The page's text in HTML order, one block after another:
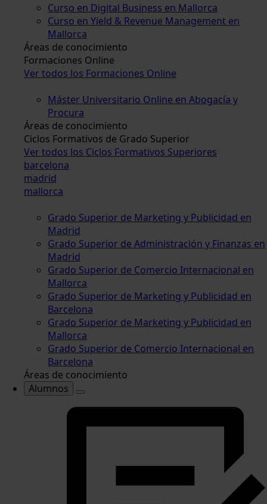
Curso en Digital Business en Mallorca
Curso en Yield & Revenue Management en
Mallorca
Áreas de conocimiento
Formaciones Online
Ver todos los Formaciones Online
Máster Universitario Online en Abogacía y
Procura
Áreas de conocimiento
Ciclos Formativos de Grado Superior
Ver todos los Ciclos Formativos Superiores
barcelona
madrid
mallorca
Grado Superior de Marketing y Publicidad en
Madrid
Grado Superior de Administración y Finanzas en
Madrid
Grado Superior de Comercio Internacional en
Mallorca
Grado Superior de Marketing y Publicidad en
Barcelona
Grado Superior de Marketing y Publicidad en
Mallorca
Grado Superior de Comercio Internacional en
Barcelona
Áreas de conocimiento
Alumnos